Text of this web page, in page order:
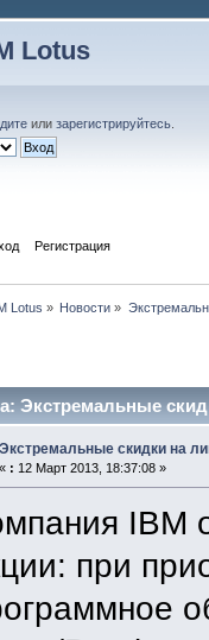
Lotus
или зарегистрируйтесь.
Регистрация
Lotus » Новости »
Экстремальные
Экстремальные скидки на
« : 12 Март 2013, 18:37:08 »
IBM
при